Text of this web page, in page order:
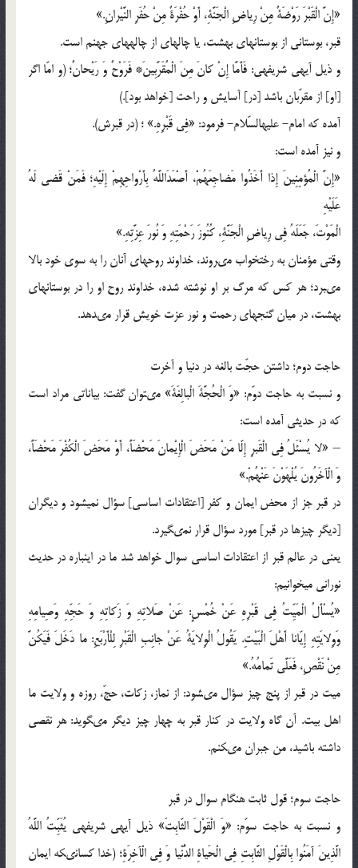
«إِنَّ الْقَبْرَ رَوْضَةٌ مِنْ رِیاضِ الْجَنَّةِ، أَوْ حُفْرَةٌ مِنْ حُفَرِ النَّیْرانِ.»
قبر، بوستانى از بوستان‏هاى بهشت، یا چاله‏اى از چاله‏هاى جهنم است.
و ذیل آیه‏ى شریفه‏ى: فَأَمَّا إِنْ كانَ مِنَ الْمُقَرَّبِینَ* فَرَوْحٌ وَ رَیْحانٌ‏؛ (و امّا اگر
[او] از مقرّبان باشد [در] آسایش و راحت [خواهد بود].)
آمده كه امام- علیه‏السّلام- فرمود: «فِى قَبْرِهِ.» ؛ (در قبرش).
و نیز آمده است:
«إِنَّ الْمُؤمِنِینَ إِذا أَخَذُوا مَضاجِعَهُمْ، أَصْعَدَاللَّهُ بِأَرْواحِهِمْ إِلَیْهِ؛ فَمَنْ قَضى‏ لَهُ
عَلَیْهِ‏
الْمَوْتَ، جَعَلَهُ فِى رِیاضِ الْجَنَّةِ، كُنُوزَ رَحْمَتِهِ وَ نُورَ عِزَّتِهِ.»
وقتى مؤمنان به رختخواب مى‏روند، خداوند روح‏هاى آنان را به سوى خود بالا
مى‏برد؛ هر كس كه مرگ بر او نوشته شده، خداوند روح او را در بوستان‏هاى
بهشت، در میان گنج‏هاى رحمت و نور عزت خویش قرار مى‏دهد.
حاجت دوم؛ داشتن حجّت بالغه در دنیا و آخرت
و نسبت به حاجت دوّم: «وَ الْحُجَّةَ الْبالِغَةَ» مى‏توان گفت: بیاناتى مراد است
كه در حدیثى آمده است:
– «لا یُسْئَلُ فِى الْقَبرِ إِلّا مَنْ مَحَضَ الْإِیْمانَ مَحْضَاً، أَوْ مَحَضَ الْكُفْرَ مَحْضَاً،
وَ الْآخَرُونَ یُلْهَوْنَ عَنْهُمْ.»
در قبر جز از محض ایمان و كفر [اعتقادات اساسى‏] سؤال نمیشود و دیگران
[دیگر چیزها در قبر] مورد سؤال قرار نمى‏گیرد.
یعنی در عالم قبر از اعتقادات اساسی سوال خواهد شد ما در اینباره در حدیث
نورانی میخوانیم:
«یُسْأَلُ الْمَیِّتُ فِى قَبْرِهِ عَنْ خُمْسٍ: عَنْ صَلاتِهِ وَ زَكاتِهِ وَ حَجِّهِ وَصِیامِهِ
وَوِلایَتِهِ إِیّانا أَهْلَ الْبَیْتِ. یَقُولُ الْوِلایَةُ عَنْ جانِبِ الْقَبْرِ لِلْأَرْبَعِ: ما دَخَلَ فَیَكُنَّ
مِنْ نَقْصِ، فَعَلَّى تَمامُهُ.»
میت در قبر از پنج چیز سؤال مى‏شود: از نماز، زكات، حجّ، روزه و ولایت ما
اهل بیت. آن گاه ولایت در كنار قبر به چهار چیز دیگر مى‏گوید: هر نقصى
داشته باشید، من جبران مى‏كنم.
حاجت سوم؛ قول ثابت هنگام سوال در قبر
و نسبت به حاجت سوّم: «وَ الْقَوْلَ الثّابِتَ» ذیل آیه‏ى شریفه‏ى‏ یُثَبِّتُ اللَّهُ
الَّذِینَ آمَنُوا بِالْقَوْلِ الثَّابِتِ فِی الْحَیاةِ الدُّنْیا وَ فِی الْآخِرَةِ؛ (خدا كسانى‏كه ایمان